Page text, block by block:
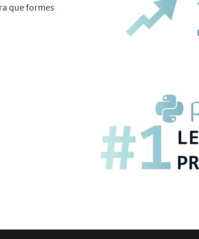
que formes